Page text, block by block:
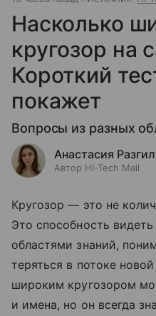
Насколько
кругозор на
Короткий
покажет
Вопросы из разных
Анастасия
Автор Hi-Tech Mail
Кругозор — это не
Это способность
областями знаний,
теряться в потоке
широким кругозором
и имена, но он всегда